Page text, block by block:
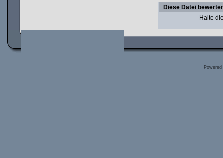
Diese Datei
Halte